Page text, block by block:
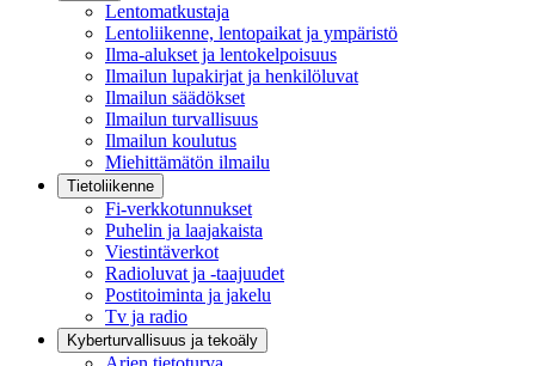
Lentomatkustaja
Lentoliikenne, lentopaikat ja ympäristö
Ilma-alukset ja lentokelpoisuus
Ilmailun lupakirjat ja henkilöluvat
Ilmailun säädökset
Ilmailun turvallisuus
Ilmailun koulutus
Miehittämätön ilmailu
Tietoliikenne
Fi-verkkotunnukset
Puhelin ja laajakaista
Viestintäverkot
Radioluvat ja -taajuudet
Postitoiminta ja jakelu
Tv ja radio
Kyberturvallisuus ja tekoäly